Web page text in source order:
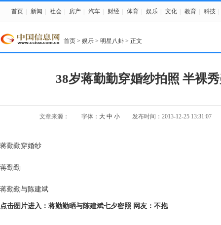
首页 新闻 社会 房产 汽车 财经 体育 娱乐 文化 教育 科技
首页 > 娱乐 > 明星八卦 > 正文
38岁蒋勤勤穿婚纱拍照 半裸
文章来源： 字体： 大 中 小 发布时间：2013-12-25 13:31:07
蒋勤勤穿婚纱
蒋勤勤
蒋勤勤与陈建斌
点击图片进入：蒋勤勤晒与陈建斌七夕密照 网友：不抱